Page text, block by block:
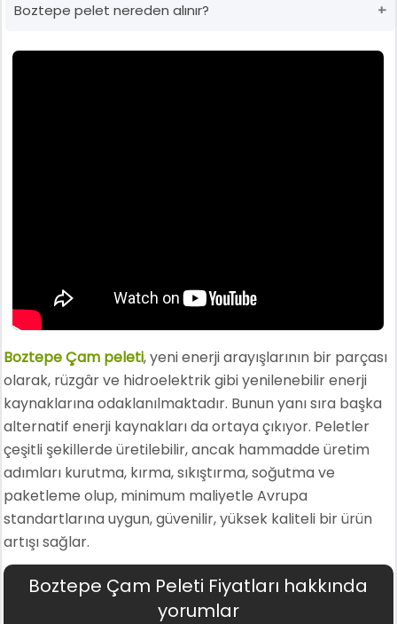
Boztepe pelet nereden alınır?
Boztepe Çam peleti, yeni enerji arayışlarının bir parçası
olarak, rüzgâr ve hidroelektrik gibi yenilenebilir enerji
kaynaklarına odaklanılmaktadır. Bunun yanı sıra başka
alternatif enerji kaynakları da ortaya çıkıyor. Peletler
çeşitli şekillerde üretilebilir, ancak hammadde üretim
adımları kurutma, kırma, sıkıştırma, soğutma ve
paketleme olup, minimum maliyetle Avrupa
standartlarına uygun, güvenilir, yüksek kaliteli bir ürün
artışı sağlar.
Boztepe Çam Peleti Fiyatları hakkında
yorumlar